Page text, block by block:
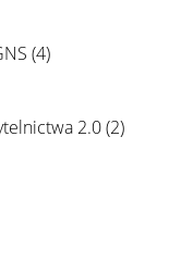
(4)
2.0(2)